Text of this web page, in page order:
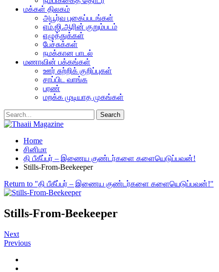
மக்கள் திலகம்
அபூர்வ புகைப்படங்கள்
எம்.ஜி.ஆரின் குறும்படம்
எழுத்துக்கள்
பேச்சுக்கள்
நமக்கான பாடல்
மணாவின் பக்கங்கள்
ஊர் சுற்றிக் குறிப்புகள்
சாப்பிட வாங்க
பரண்
மறக்க முடியாத முகங்கள்
Home
சினிமா
தி பீகீப்பர் – இணைய குண்டர்களை களையெடுப்பவன்!
Stills-From-Beekeeper
Return to "தி பீகீப்பர் – இணைய குண்டர்களை களையெடுப்பவன்!"
Stills-From-Beekeeper
Next
Previous